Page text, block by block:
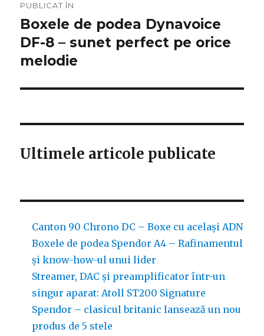
în
articole
PUBLICAT ÎN
Boxele de podea Dynavoice
DF-8 – sunet perfect pe orice
melodie
Ultimele articole publicate
Canton 90 Chrono DC – Boxe cu același ADN
Boxele de podea Spendor A4 – Rafinamentul
și know-how-ul unui lider
Streamer, DAC și preamplificator într-un
singur aparat: Atoll ST200 Signature
Spendor – clasicul britanic lansează un nou
produs de 5 stele